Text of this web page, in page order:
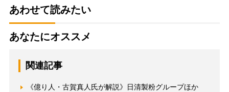
あわせて読みたい
あなたにオススメ
関連記事
《億り人・古賀真人氏が解説》日清製粉グループほか